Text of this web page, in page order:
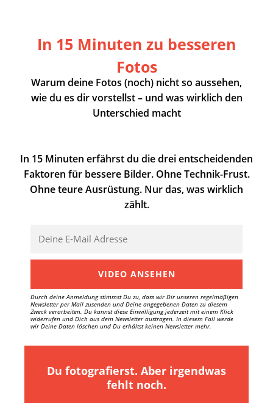
In 15 Minuten zu besseren
Fotos
Warum deine Fotos (noch) nicht so aussehen,
wie du es dir vorstellst – und was wirklich den
Unterschied macht
In 15 Minuten erfährst du die drei entscheidenden
Faktoren für bessere Bilder. Ohne Technik-Frust.
Ohne teure Ausrüstung. Nur das, was wirklich
zählt.
VIDEO ANSEHEN
Durch deine Anmeldung stimmst Du zu, dass wir Dir unseren regelmäßigen
Newsletter per Mail zusenden und Deine angegebenen Daten zu diesem
Zweck verarbeiten. Du kannst diese Einwilligung jederzeit mit einem Klick
widerrufen und Dich aus dem Newsletter austragen. In diesem Fall werde
wir Deine Daten löschen und Du erhältst keinen Newsletter mehr.
Du fotografierst. Aber irgendwas
fehlt noch.